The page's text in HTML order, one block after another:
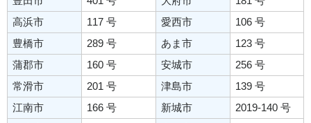
高浜市
117 号 愛西市
106 号
豊橋市
289 号 あま市
123 号
蒲郡市
160 号 安城市
256 号
常滑市
201 号 津島市
139 号
江南市
166 号 新城市
2019-140 号